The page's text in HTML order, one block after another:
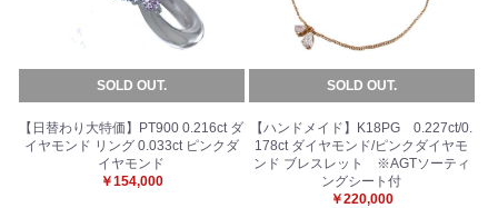
SOLD OUT.
【日替わり大特価】PT900 0.216ct ダ
イヤモンド リング 0.033ct ピンクダ
イヤモンド
￥154,000
SOLD OUT.
【ハンドメイド】K18PG 0.227ct/0.
178ct ダイヤモンド/ピンクダイヤモ
ンド ブレスレット ※AGTソーティ
ングシート付
￥220,000